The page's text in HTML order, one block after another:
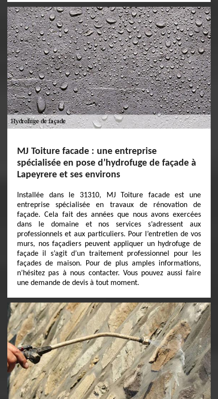
MJ Toiture facade : une entreprise
spécialisée en pose d’hydrofuge de façade à
Lapeyrere et ses environs
Installée dans le 31310, MJ Toiture facade est une
entreprise spécialisée en travaux de rénovation de
façade. Cela fait des années que nous avons exercées
dans le domaine et nos services s’adressent aux
professionnels et aux particuliers. Pour l’entretien de vos
murs, nos façadiers peuvent appliquer un hydrofuge de
façade il s’agit d’un traitement professionnel pour les
façades de maison. Pour de plus amples informations,
n’hésitez pas à nous contacter. Vous pouvez aussi faire
une demande de devis à tout moment.